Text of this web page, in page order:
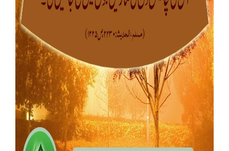
Our Websites
More